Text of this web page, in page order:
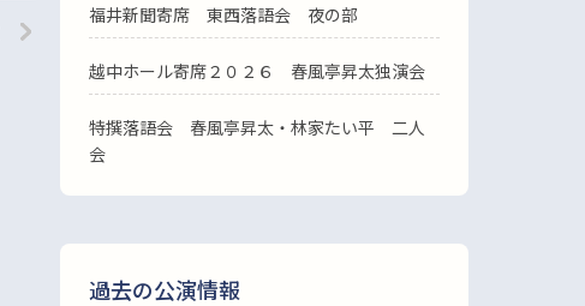
福井新聞寄席 東西落語会 夜の部
越中ホール寄席２０２６ 春風亭昇太独演会
特撰落語会 春風亭昇太・林家たい平 二人
会
過去の公演情報